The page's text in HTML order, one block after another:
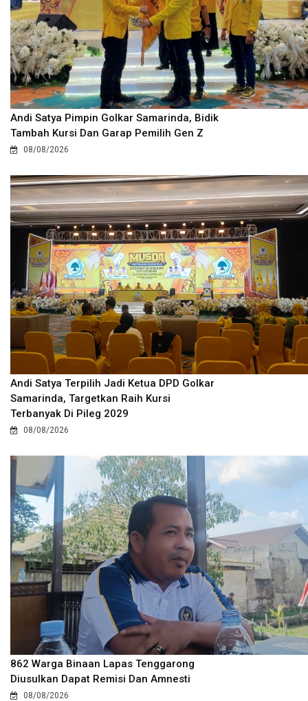
Andi Satya Pimpin Golkar Samarinda, Bidik
Tambah Kursi Dan Garap Pemilih Gen Z
08/08/2026
Andi Satya Terpilih Jadi Ketua DPD Golkar
Samarinda, Targetkan Raih Kursi
Terbanyak Di Pileg 2029
08/08/2026
862 Warga Binaan Lapas Tenggarong
Diusulkan Dapat Remisi Dan Amnesti
08/08/2026